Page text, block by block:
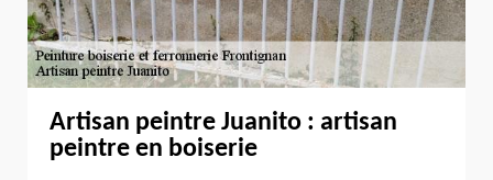
Artisan peintre Juanito : artisan
peintre en boiserie